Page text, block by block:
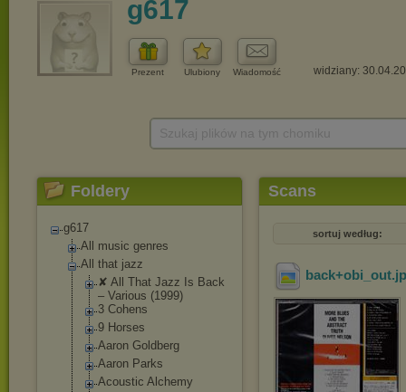
g617
Prezent Ulubiony Wiadomość widziany:
Foldery
g617
All music genres
All that jazz
✘ All That Jazz Is Back
‎– Various (1999)
3 Cohens
9 Horses
Aaron Goldberg
Aaron Parks
Acoustic Alchemy
Scans
sortuj według:
back+obi_out